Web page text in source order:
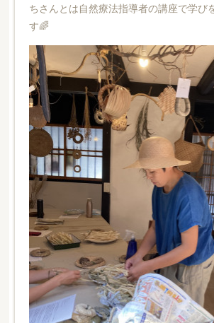
ちさんとは自然療法指導者の講座で学び
す🌈